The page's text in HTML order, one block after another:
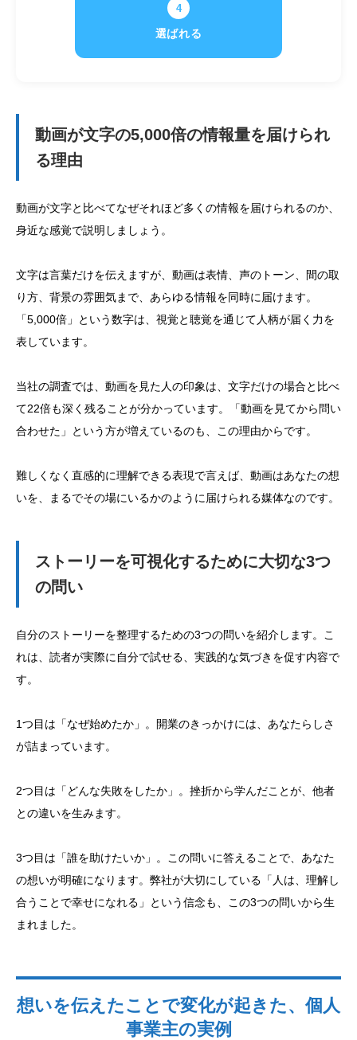
4
選ばれる
動画が文字の5,000倍の情報量を届けられ
る理由
動画が文字と比べてなぜそれほど多くの情報を届けられるのか、
身近な感覚で説明しましょう。
文字は言葉だけを伝えますが、動画は表情、声のトーン、間の取
り方、背景の雰囲気まで、あらゆる情報を同時に届けます。
「5,000倍」という数字は、視覚と聴覚を通じて人柄が届く力を
表しています。
当社の調査では、動画を見た人の印象は、文字だけの場合と比べ
て22倍も深く残ることが分かっています。「動画を見てから問い
合わせた」という方が増えているのも、この理由からです。
難しくなく直感的に理解できる表現で言えば、動画はあなたの想
いを、まるでその場にいるかのように届けられる媒体なのです。
ストーリーを可視化するために大切な3つ
の問い
自分のストーリーを整理するための3つの問いを紹介します。こ
れは、読者が実際に自分で試せる、実践的な気づきを促す内容で
す。
1つ目は「なぜ始めたか」。開業のきっかけには、あなたらしさ
が詰まっています。
2つ目は「どんな失敗をしたか」。挫折から学んだことが、他者
との違いを生みます。
3つ目は「誰を助けたいか」。この問いに答えることで、あなた
の想いが明確になります。弊社が大切にしている「人は、理解し
合うことで幸せになれる」という信念も、この3つの問いから生
まれました。
想いを伝えたことで変化が起きた、個人
事業主の実例